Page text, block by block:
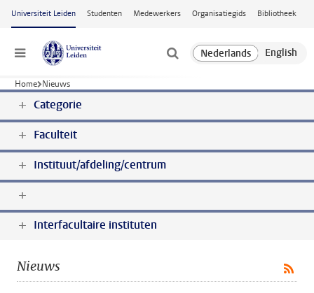
Ga naar hoofdinhoud
Universiteit Leiden Studenten Medewerkers Organisatiegids Bibliotheek
Menu
Home Nieuws
Categorie
Faculteit
Instituut/afdeling/centrum
Interfacultaire instituten
Nieuws